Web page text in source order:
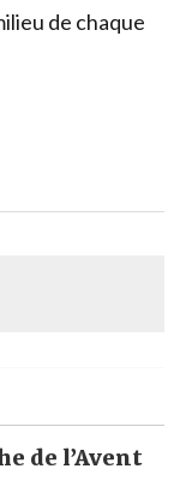
de chaque
de l’Avent